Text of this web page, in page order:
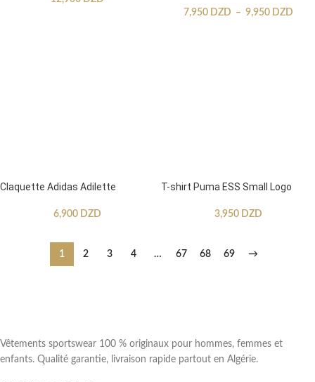
7,950 DZD – 9,950 DZD
Claquette Adidas Adilette
6,900 DZD
T-shirt Puma ESS Small Logo
3,950 DZD
1 2 3 4 … 67 68 69 →
Vêtements sportswear 100 % originaux pour hommes, femmes et
enfants. Qualité garantie, livraison rapide partout en Algérie.